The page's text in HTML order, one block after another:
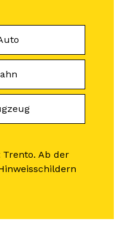
Ab der